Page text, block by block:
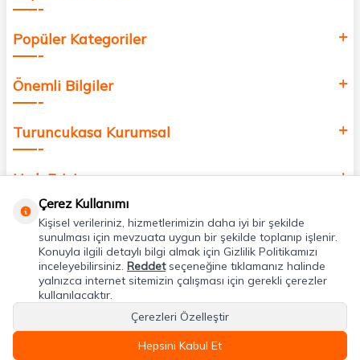
Popüler Kategoriler
Önemli Bilgiler
Turuncukasa Kurumsal
Hızlı Erişim
Uygulamalarımız
Adres & İletişim
Çerez Kullanımı
Kişisel verileriniz, hizmetlerimizin daha iyi bir şekilde
sunulması için mevzuata uygun bir şekilde toplanıp işlenir.
Konuyla ilgili detaylı bilgi almak için Gizlilik Politikamızı
inceleyebilirsiniz. Reddetseçeneğine tıklamanız halinde
yalnızca internet sitemizin çalışması için gerekli çerezler
kullanılacaktır.
Çerezleri Özelleştir
Hepsini Kabul Et